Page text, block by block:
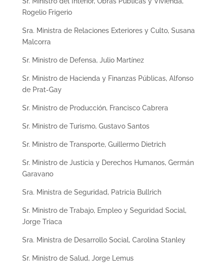
Rogelio Frigerio
Sra. Ministra de Relaciones Exteriores y Culto, Susana
Malcorra
Sr. Ministro de Defensa, Julio Martínez
Sr. Ministro de Hacienda y Finanzas Públicas, Alfonso
de Prat-Gay
Sr. Ministro de Producción, Francisco Cabrera
Sr. Ministro de Turismo, Gustavo Santos
Sr. Ministro de Transporte, Guillermo Dietrich
Sr. Ministro de Justicia y Derechos Humanos, Germán
Garavano
Sra. Ministra de Seguridad, Patricia Bullrich
Sr. Ministro de Trabajo, Empleo y Seguridad Social,
Jorge Triaca
Sra. Ministra de Desarrollo Social, Carolina Stanley
Sr. Ministro de Salud, Jorge Lemus